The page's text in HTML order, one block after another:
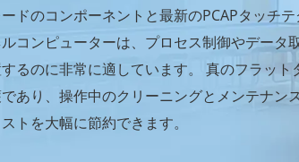
ドのコンポーネントと最新のPCAPタッチ
コンピューターは、プロセス制御やデータ
るのに非常に適しています。 真のフラッ
あり、操作中のクリーニングとメンテナン
トを大幅に節約できます。